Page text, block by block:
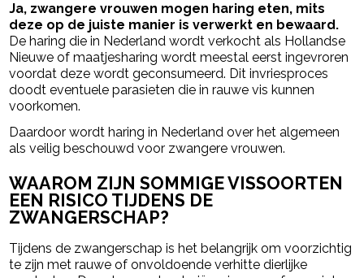
Ja, zwangere vrouwen mogen haring eten, mits
deze op de juiste manier is verwerkt en bewaard.
De haring die in Nederland wordt verkocht als Hollandse
Nieuwe of maatjesharing wordt meestal eerst ingevroren
voordat deze wordt geconsumeerd. Dit invriesproces
doodt eventuele parasieten die in rauwe vis kunnen
voorkomen.
Daardoor wordt haring in Nederland over het algemeen
als veilig beschouwd voor zwangere vrouwen.
WAAROM ZIJN SOMMIGE VISSOORTEN
EEN RISICO TIJDENS DE
ZWANGERSCHAP?
Tijdens de zwangerschap is het belangrijk om voorzichtig
te zijn met rauwe of onvoldoende verhitte dierlijke